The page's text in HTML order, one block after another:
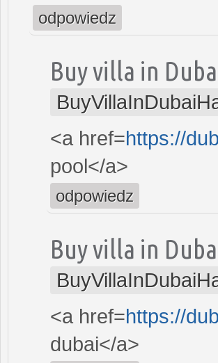
odpowiedz
Buy villa in
<a href=https://
pool</a>
odpowiedz
Buy villa in
<a href=https://
dubai</a>